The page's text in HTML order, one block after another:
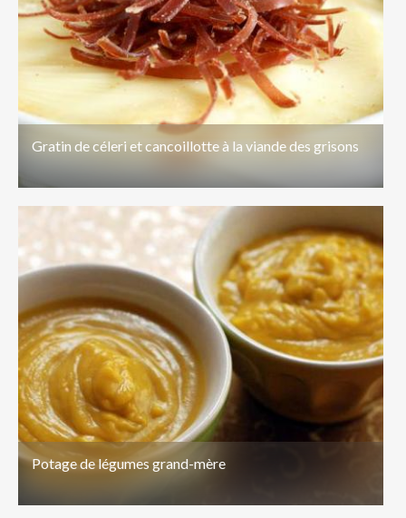
Gratin de céleri et cancoillotte à la viande des grisons
Potage de légumes grand-mère